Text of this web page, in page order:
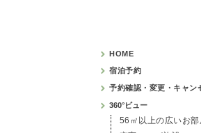
HOME
宿泊予約
予約確認・変更・キャン
360°ビュー
56㎡以上の広いお部